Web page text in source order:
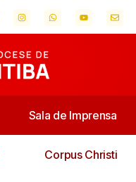
Sala de Imprensa
Corpus Christi